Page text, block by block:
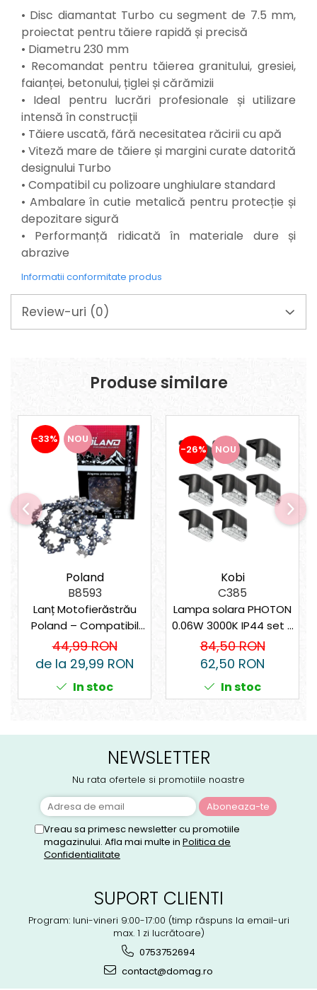
Fierăstrău circular
Mixere mortar
Motoare electrice
Pistoale de bătut cuie
Polizoare
Seturi aparate electrice
Testere electrice
Unelte multifuncționale
Vibratoare pentru beton
Scule manuale
Aparate de Tăiat Gresie
Briceag multifuncțional
Ciocan
Clești
Menghine
Scule pentru Gresie și Sticlă
Scule pentru grădină
Tirbușoane și deschizătoare de
Trafalet
Trimmere
Trusă tubulare
Unelte pentru altoit
Unelte pentru grădină
Greble
Motoforeze și Burghie de Pământ
• Disc diamantat Turbo cu segment de 7.5 mm,
proiectat pentru tăiere rapidă și precisă
• Diametru 230 mm
• Recomandat pentru tăierea granitului, gresiei,
faianței, betonului, țiglei și cărămizii
• Ideal pentru lucrări profesionale și utilizare
intensă în construcții
• Tăiere uscată, fără necesitatea răcirii cu apă
• Viteză mare de tăiere și margini curate datorită
designului Turbo
• Compatibil cu polizoare unghiulare standard
• Ambalare în cutie metalică pentru protecție și
depozitare sigură
• Performanță ridicată în materiale dure și
abrazive
Informatii conformitate produs
Review-uri (0)
Produse similare
-33% NOU
Poland
B8593
Lanț Motofierăstrău
Poland – Compatibil
universal
44,99 RON
de la 29,99 RON
In stoc
-26% NOU
Kobi
C385
Lampa solara PHOTON
0.06W 3000K IP44 set 8
bucati
84,50 RON
62,50 RON
In stoc
NEWSLETTER
Nu rata ofertele si promotiile noastre
Vreau sa primesc newsletter cu promotiile
magazinului. Afla mai multe in Politica de
Confidentialitate
SUPORT CLIENTI
Program: luni-vineri 9:00-17:00 (timp răspuns la email-uri
max. 1 zi lucrătoare)
0753752694
contact@domag.ro